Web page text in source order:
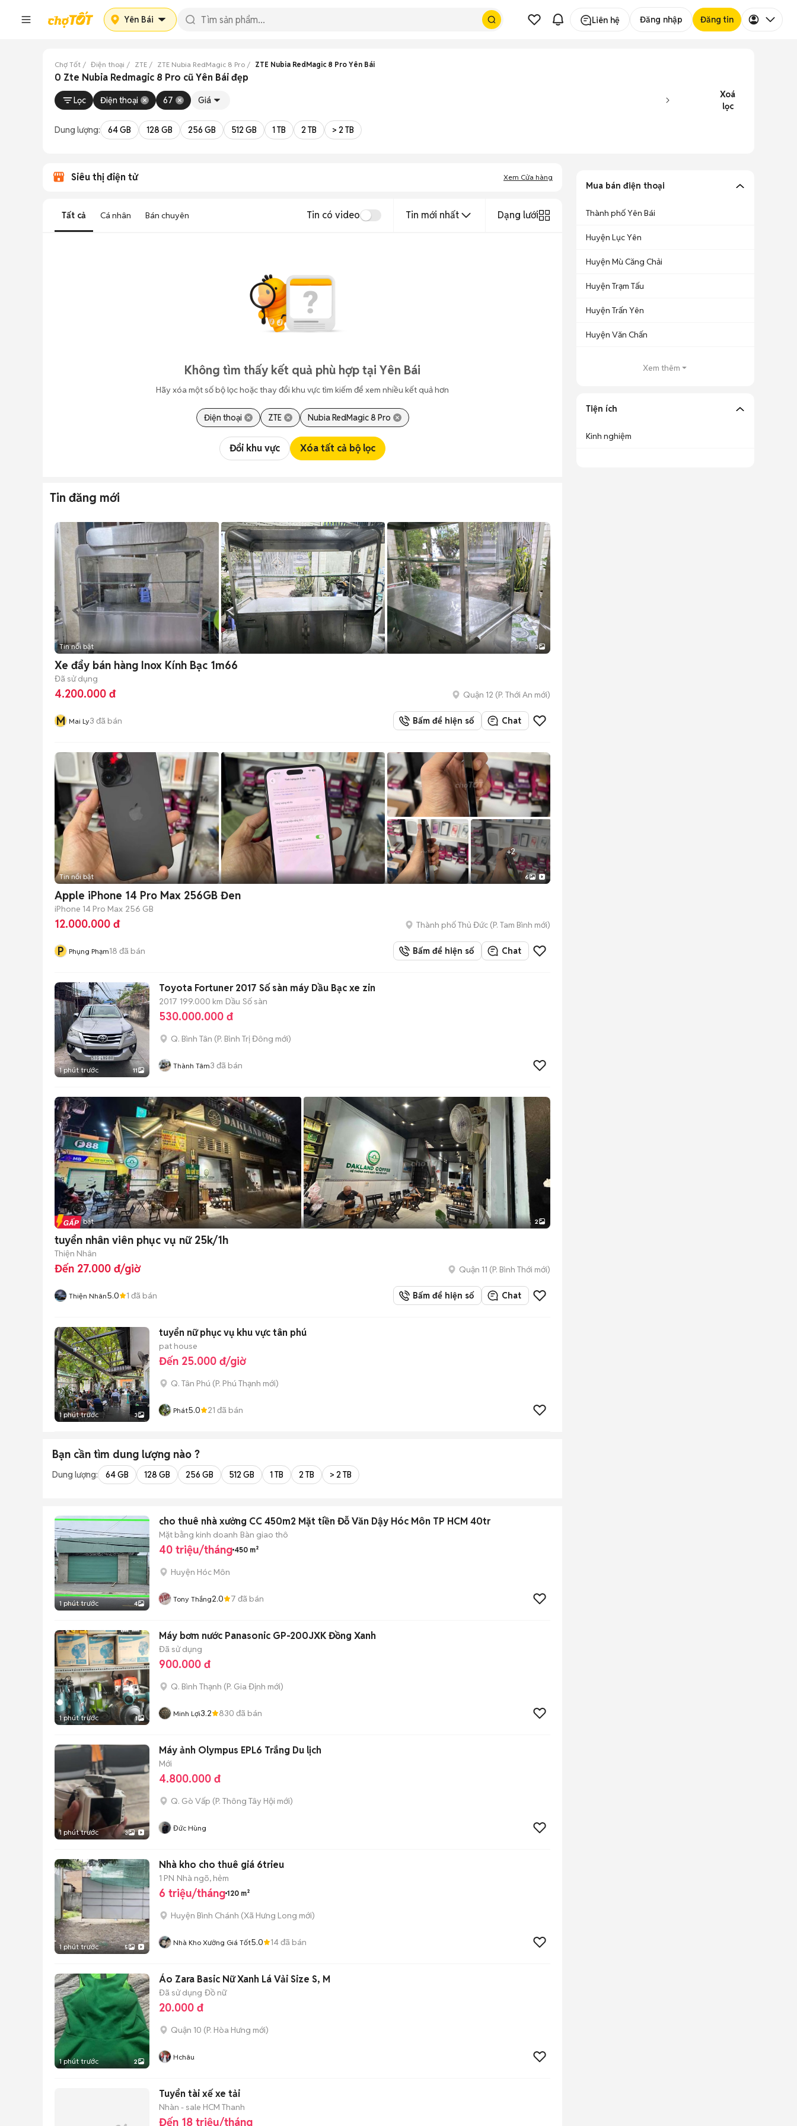
Yên Bái Liên hệ Đăng nhập Đăng tin
Chợ Tốt Điện thoại ZTE ZTE Nubia RedMagic 8 Pro ZTE Nubia RedMagic 8 Pro Yên Bái
0 Zte Nubia Redmagic 8 Pro cũ Yên Bái đẹp
Lọc Điện thoại 67 Giá
Xoá
lọc
Dung lượng: 64 GB 128 GB 256 GB 512 GB 1 TB 2 TB > 2 TB
Siêu thị điện tử Xem Cửa hàng
Tất cả Cá nhân Bán chuyên Tin có video Tin mới nhất Dạng lưới
Không tìm thấy kết quả phù hợp tại Yên Bái
Hãy xóa một số bộ lọc hoặc thay đổi khu vực tìm kiếm để xem nhiều kết quả hơn
Điện thoại ZTE Nubia RedMagic 8 Pro
Đổi khu vực Xóa tất cả bộ lọc
Tin đăng mới
Tin nổi bật 3
Xe đẩy bán hàng Inox Kính Bạc 1m66
Đã sử dụng
4.200.000 đ Quận 12 (P. Thới An mới)
M Mai Ly3 đã bán Bấm để hiện số Chat
+2
Tin nổi bật 6
Apple iPhone 14 Pro Max 256GB Đen
iPhone 14 Pro Max 256 GB
12.000.000 đ Thành phố Thủ Đức (P. Tam Bình mới)
P Phụng Phạm18 đã bán Bấm để hiện số Chat
1 phút trước 11
Toyota Fortuner 2017 Số sàn máy Dầu Bạc xe zin
2017 199.000 km Dầu Số sàn
530.000.000 đ
Q. Bình Tân (P. Bình Trị Đông mới)
Thành Tâm3 đã bán
Tin nổi bật 2
tuyển nhân viên phục vụ nữ 25k/1h
Thiện Nhân
Đến 27.000 đ/giờ Quận 11 (P. Bình Thới mới)
Thiện Nhân5.0 1 đã bán Bấm để hiện số Chat
1 phút trước 3
tuyển nữ phục vụ khu vực tân phú
pat house
Đến 25.000 đ/giờ
Q. Tân Phú (P. Phú Thạnh mới)
Phát5.0 21 đã bán
Bạn cần tìm dung lượng nào ?
Dung lượng: 64 GB 128 GB 256 GB 512 GB 1 TB 2 TB > 2 TB
1 phút trước 4
cho thuê nhà xưởng CC 450m2 Mặt tiền Đỗ Văn Dậy Hóc Môn TP HCM 40tr
Mặt bằng kinh doanh Bàn giao thô
40 triệu/tháng 450 m²
Huyện Hóc Môn
Tony Thắng2.0 7 đã bán
1 phút trước 1
Máy bơm nước Panasonic GP-200JXK Đồng Xanh
Đã sử dụng
900.000 đ
Q. Bình Thạnh (P. Gia Định mới)
Minh Lợi3.2 830 đã bán
1 phút trước 3
Máy ảnh Olympus EPL6 Trắng Du lịch
Mới
4.800.000 đ
Q. Gò Vấp (P. Thông Tây Hội mới)
Đức Hùng
1 phút trước 5
Nhà kho cho thuê giá 6trieu
1 PN Nhà ngõ, hẻm
6 triệu/tháng 120 m²
Huyện Bình Chánh (Xã Hưng Long mới)
Nhà Kho Xưởng Giá Tốt5.0 14đã bán
1 phút trước 2
Áo Zara Basic Nữ Xanh Lá Vải Size S, M
Đã sử dụng Đồ nữ
20.000 đ
Quận 10 (P. Hòa Hưng mới)
Hchâu
Tuyển tài xế xe tải
Nhàn - sale HCM Thanh
Đến 18 triệu/tháng
Mua bán điện thoại
Thành phố Yên Bái
Huyện Lục Yên
Huyện Mù Căng Chải
Huyện Trạm Tấu
Huyện Trấn Yên
Huyện Văn Chấn
Xem thêm
Tiện ích
Kinh nghiệm